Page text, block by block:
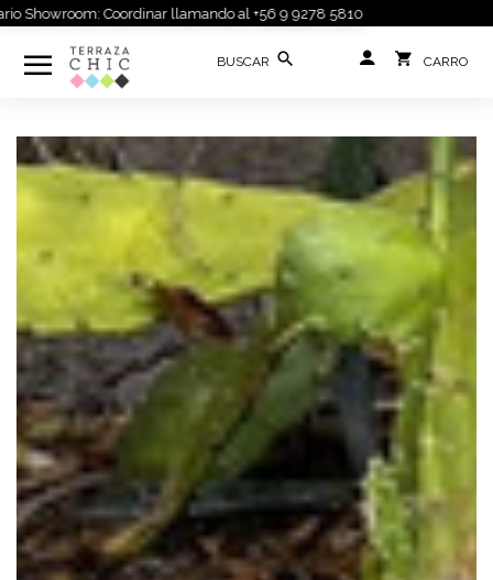
Coordinar llamando al +56 9 9278 5810